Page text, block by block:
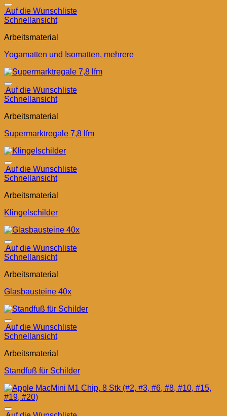
Auf die Wunschliste
Schnellansicht
Arbeitsmaterial
Yogamatten und Isomatten, mehrere
Auf die Wunschliste
Schnellansicht
Arbeitsmaterial
Supermarktregale 7,8 lfm
Auf die Wunschliste
Schnellansicht
Arbeitsmaterial
Klingelschilder
Auf die Wunschliste
Schnellansicht
Arbeitsmaterial
Glasbausteine 40x
Auf die Wunschliste
Schnellansicht
Arbeitsmaterial
Standfuß für Schilder